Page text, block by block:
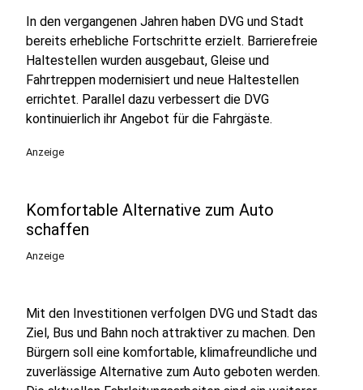
In den vergangenen Jahren haben DVG und Stadt
bereits erhebliche Fortschritte erzielt. Barrierefreie
Haltestellen wurden ausgebaut, Gleise und
Fahrtreppen modernisiert und neue Haltestellen
errichtet. Parallel dazu verbessert die DVG
kontinuierlich ihr Angebot für die Fahrgäste.
Anzeige
Komfortable Alternative zum Auto
schaffen
Anzeige
Mit den Investitionen verfolgen DVG und Stadt das
Ziel, Bus und Bahn noch attraktiver zu machen. Den
Bürgern soll eine komfortable, klimafreundliche und
zuverlässige Alternative zum Auto geboten werden.